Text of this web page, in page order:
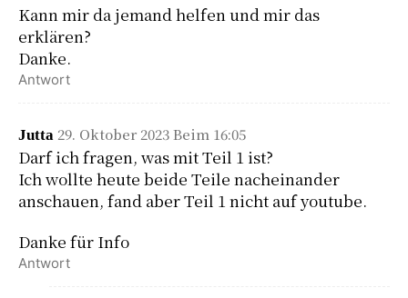
Kann mir da jemand helfen und mir das
erklären?
Danke.
Antwort
Jutta 29. Oktober 2023 Beim 16:05
Darf ich fragen, was mit Teil 1 ist?
Ich wollte heute beide Teile nacheinander
anschauen, fand aber Teil 1 nicht auf youtube.
Danke für Info
Antwort